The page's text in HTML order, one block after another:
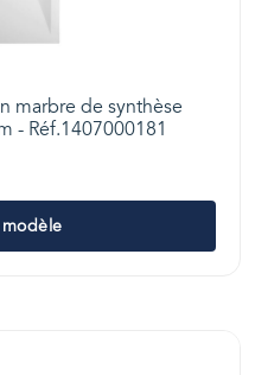
marbre de synthèse
- Réf.1407000181